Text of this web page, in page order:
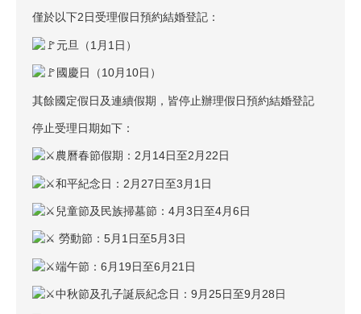
僅於以下2日受理假日預約結婚登記：
元旦（1月1日）
國慶日（10月10日）
其餘國定假日及連續假期，皆停止辦理假日預約結婚登記
停止受理日期如下：
農曆春節假期：2月14日至2月22日
和平紀念日：2月27日至3月1日
兒童節及民族掃墓節：4月3日至4月6日
勞動節：5月1日至5月3日
端午節：6月19日至6月21日
中秋節及孔子誕辰紀念日：9月25日至9月28日